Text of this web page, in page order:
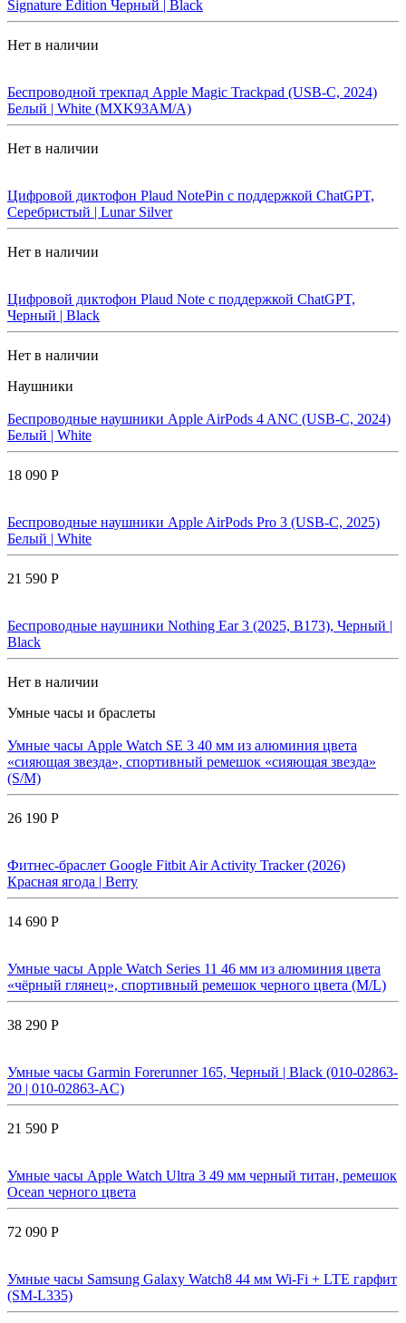
Signature Edition Черный | Black
Нет в наличии
Беспроводной трекпад Apple Magic Trackpad (USB-C, 2024)
Белый | White (MXK93AM/A)
Нет в наличии
Цифровой диктофон Plaud NotePin с поддержкой ChatGPT,
Серебристый | Lunar Silver
Нет в наличии
Цифровой диктофон Plaud Note с поддержкой ChatGPT,
Черный | Black
Нет в наличии
Наушники
Беспроводные наушники Apple AirPods 4 ANC (USB-C, 2024)
Белый | White
18 090 Р
Беспроводные наушники Apple AirPods Pro 3 (USB-C, 2025)
Белый | White
21 590 Р
Беспроводные наушники Nothing Ear 3 (2025, B173), Черный |
Black
Нет в наличии
Умные часы и браслеты
Умные часы Apple Watch SE 3 40 мм из алюминия цвета
«сияющая звезда», спортивный ремешок «сияющая звезда»
(S/M)
26 190 Р
Фитнес-браслет Google Fitbit Air Activity Tracker (2026)
Красная ягода | Berry
14 690 Р
Умные часы Apple Watch Series 11 46 мм из алюминия цвета
«чёрный глянец», спортивный ремешок черного цвета (M/L)
38 290 Р
Умные часы Garmin Forerunner 165, Черный | Black (010-02863-
20 | 010-02863-AC)
21 590 Р
Умные часы Apple Watch Ultra 3 49 мм черный титан, ремешок
Ocean черного цвета
72 090 Р
Умные часы Samsung Galaxy Watch8 44 мм Wi-Fi + LTE гарфит
(SM-L335)